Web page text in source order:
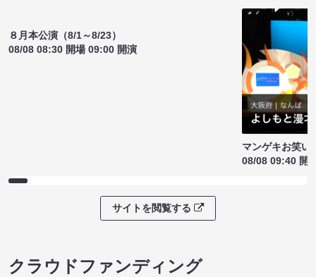
８月本公演（8/1～8/23）
08/08 08:30 開場 09:00 開演
マンゲキお笑い
08/08 09:40 開
サイトを閲覧する
クラウドファンディング